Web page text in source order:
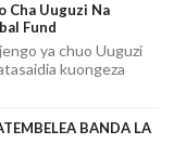
Cha Uuguzi Na
Fund
ya chuo Uuguzi
kuongeza
BANDA LA